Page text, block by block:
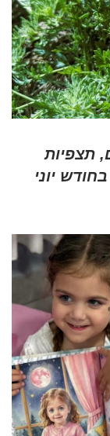
תצפיות
יוני